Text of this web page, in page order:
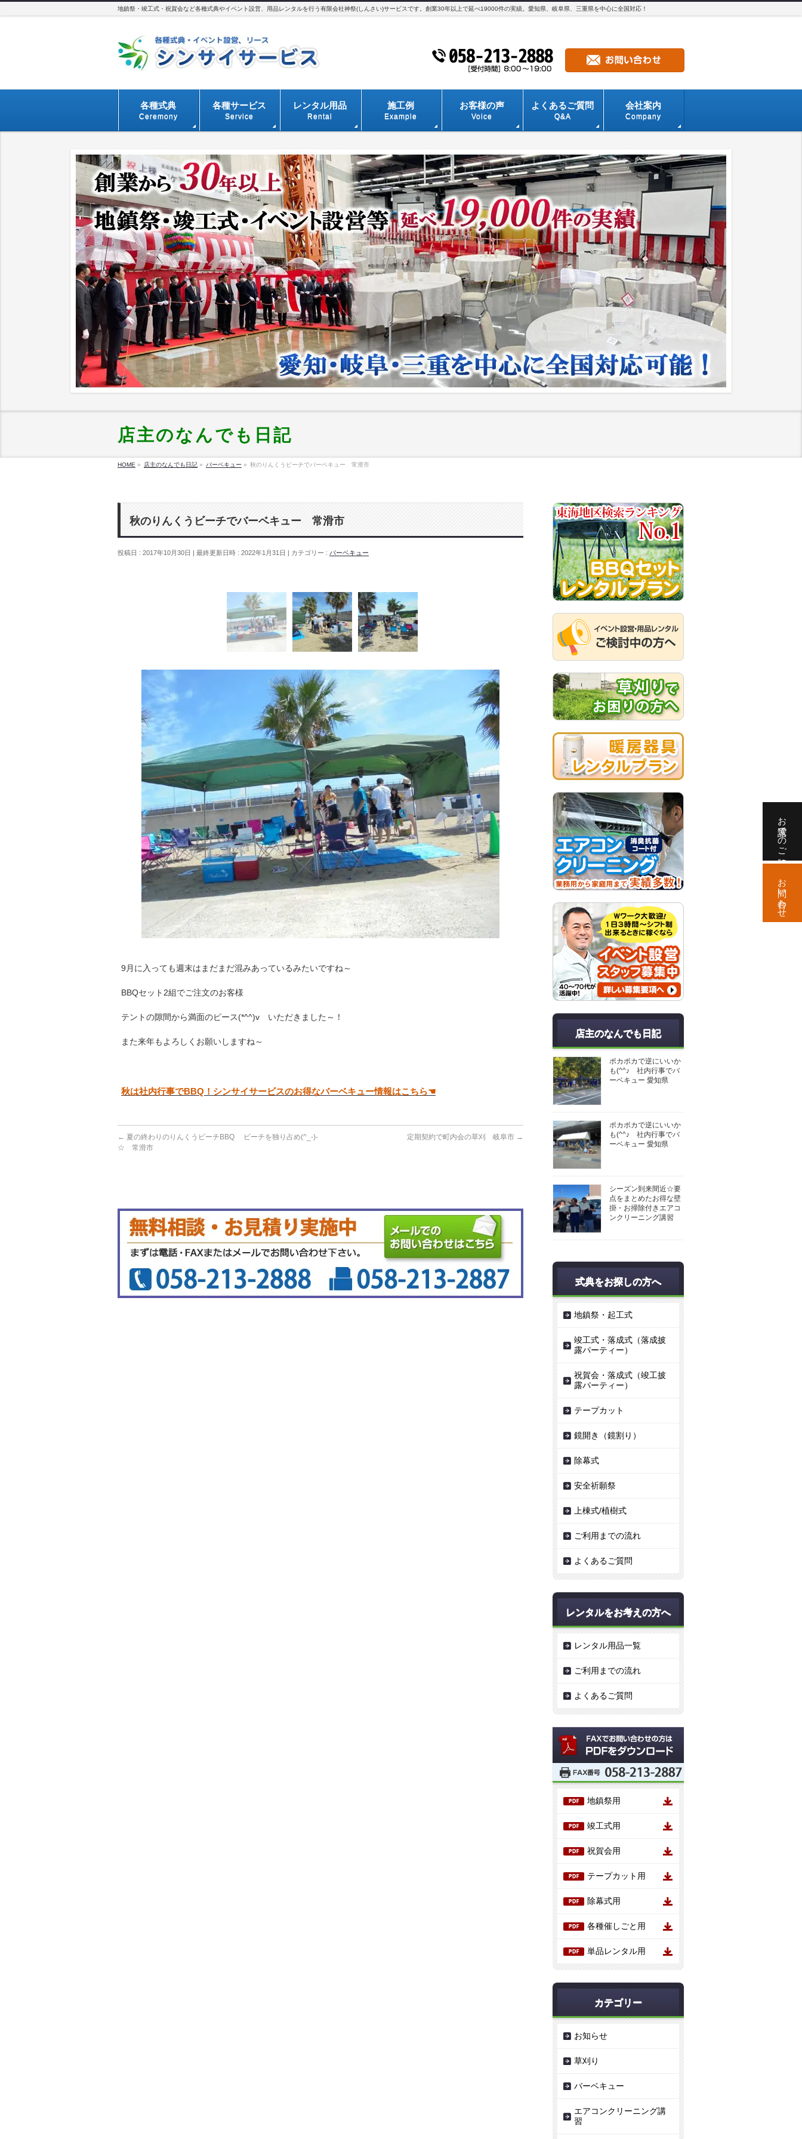
地鎮祭・竣工式・祝賀会など各種式典やイベント設営、用品レンタルを行う有限会社神祭(しんさい)サービスです。創業30年以上で延べ19000件の実績。愛知県、岐阜県、三重県を中心に全国対応！
各種式典
Ceremony
各種サービス
Service
レンタル用品
Rental
施工例
Example
お客様の声
Voice
よくあるご質問
Q&A
会社案内
Company
店主のなんでも日記
HOME » 店主のなんでも日記 » バーベキュー » 秋のりんくうビーチでバーベキュー 常滑市
秋のりんくうビーチでバーベキュー 常滑市
投稿日 : 2017年10月30日 最終更新日時 : 2022年1月31日 カテゴリー : バーベキュー
9月に入っても週末はまだまだ混みあっているみたいですね～
BBQセット2組でご注文のお客様
テントの隙間から満面のピース(*^^)v いただきました～！
また来年もよろしくお願いしますね～
秋は社内行事でBBQ！シンサイサービスのお得なバーベキュー情報はこちら☚
← 夏の終わりのりんくうビーチBBQ ビーチを独り占め(^_-)-
☆ 常滑市
定期契約で町内会の草刈 岐阜市 →
店主のなんでも日記
ポカポカで逆にいいか
も(^^♪ 社内行事でバ
ーベキュー 愛知県
ポカポカで逆にいいか
も(^^♪ 社内行事でバ
ーベキュー 愛知県
シーズン到来間近☆要
点をまとめたお得な壁
掛・お掃除付きエアコ
ンクリーニング講習
式典をお探しの方へ
地鎮祭・起工式
竣工式・落成式（落成披
露パーティー）
祝賀会・落成式（竣工披
露パーティー）
テープカット
鏡開き（鏡割り）
除幕式
安全祈願祭
上棟式/植樹式
ご利用までの流れ
よくあるご質問
レンタルをお考えの方へ
レンタル用品一覧
ご利用までの流れ
よくあるご質問
地鎮祭用
竣工式用
祝賀会用
テープカット用
除幕式用
各種催しごと用
単品レンタル用
カテゴリー
お知らせ
草刈り
バーベキュー
エアコンクリーニング講
習
お電話でのご相談
お問い合わせ